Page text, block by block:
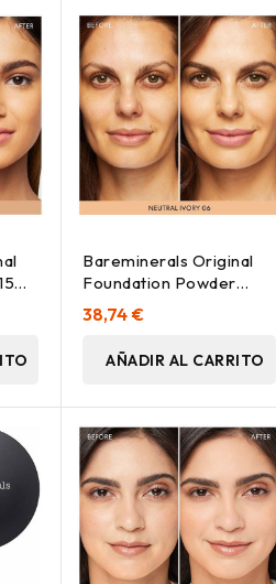
Bareminerals Original
Foundation Powder
Spf15 06 Neutral Ivor
8G
38,74 €
AÑADIR AL CARRITO